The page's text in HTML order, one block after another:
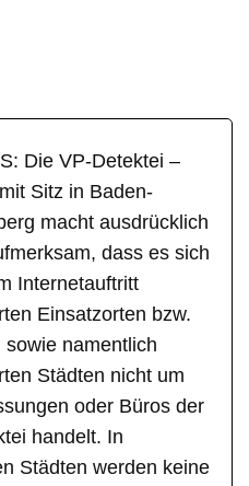
Die VP-Detektei –
Sitz in Baden-
macht ausdrücklich
dass es sich
Internetauftritt
Einsatzorten bzw.
sowie namentlich
Städten nicht um
oder Büros der
handelt. In
Städten werden keine